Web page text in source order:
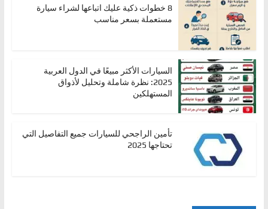
8 خطوات ذكية عليك اتباعها لشراء سيارة
مستعملة بسعر مناسب
السيارات الأكثر مبيعًا في الدول العربية
2025: نظرة شاملة وتحليل لأذواق
المستهلكين
تأمين الراجحي للسيارات جميع التفاصيل التي
تحتاجها 2025